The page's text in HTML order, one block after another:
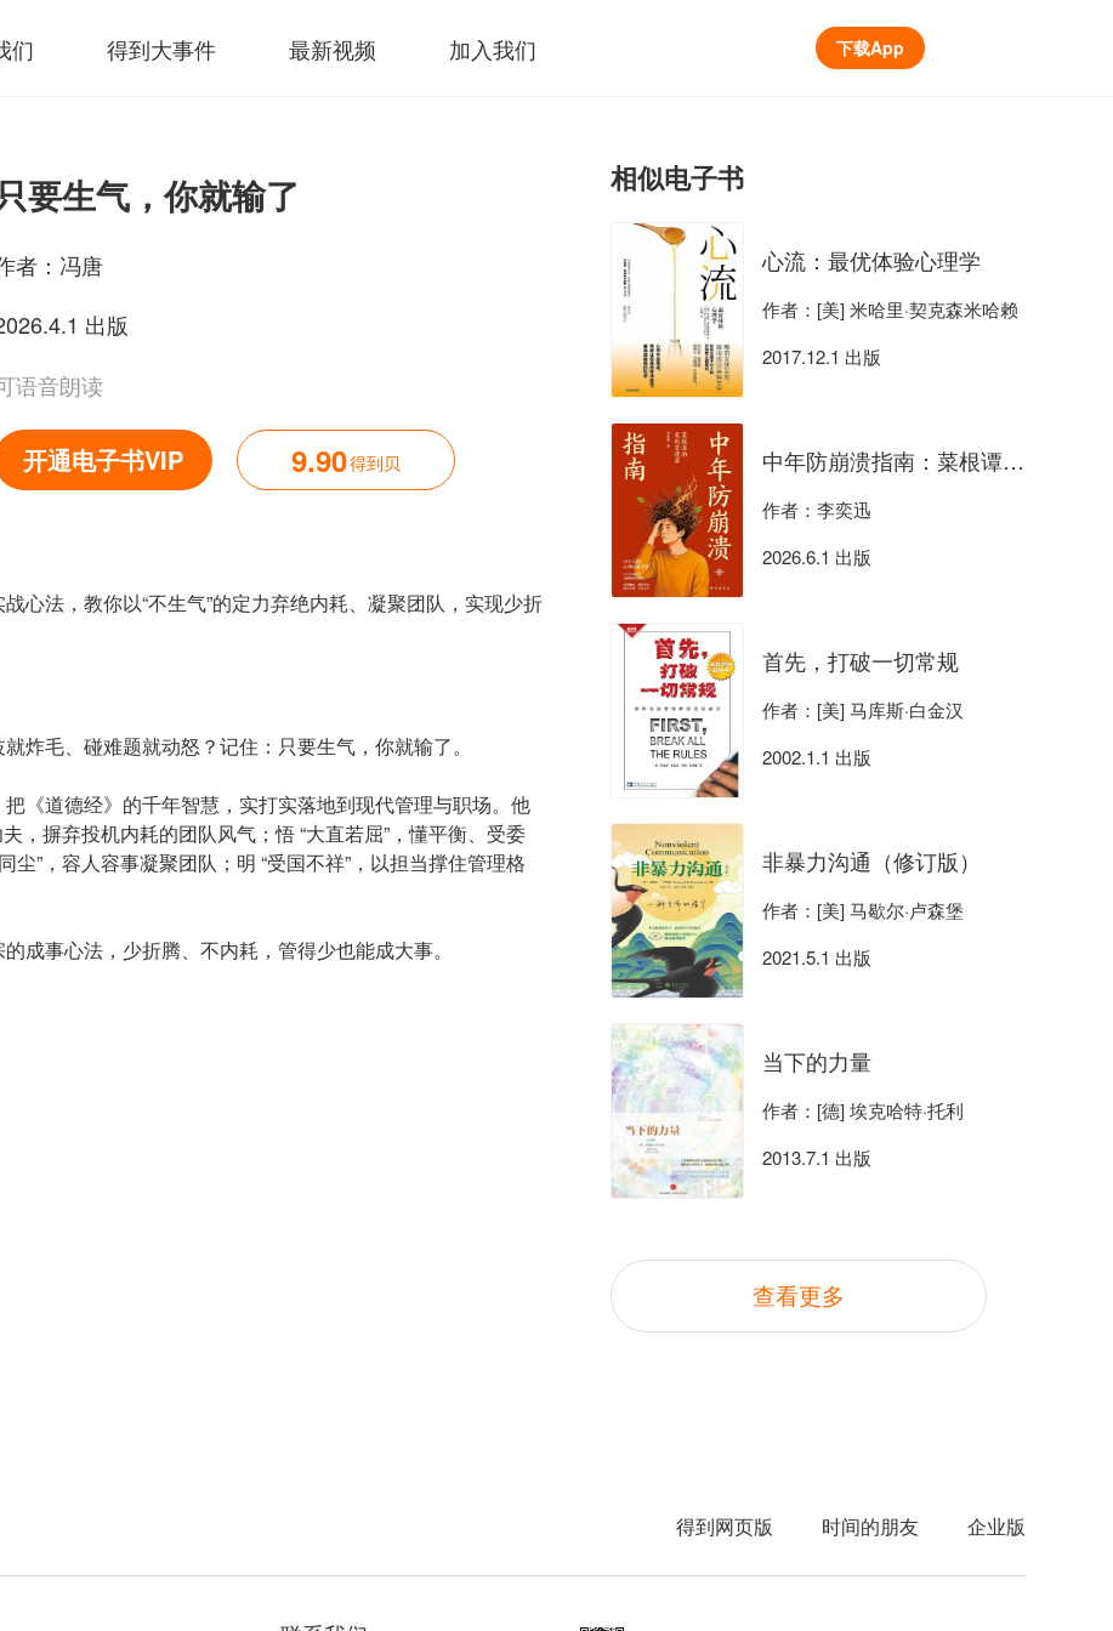
们 得到大事件 最新视频 加入我们 下载App
要生气，你就输了
者： 冯唐
出版
语音朗读
开通电子书VIP 9.90得到贝
心法，教你以“不生气”的定力弃绝内耗、凝聚团队，实现少折
炸毛、碰难题就动怒？记住：只要生气，你就输了。
《道德经》的千年智慧，实打实落地到现代管理与职场。他
，摒弃投机内耗的团队风气；悟 “大直若屈”，懂平衡、受委
尘”，容人容事凝聚团队；明 “受国不祥”，以担当撑住管理格
成事心法，少折腾、不内耗，管得少也能成大事。
相似电子书
心流：最优体验心理学
作者：[美] 米哈里·契克森米哈赖
2017.12.1 出版
中年防崩溃指南：菜根谭的危机管理学
作者：李奕迅
2026.6.1 出版
首先，打破一切常规
作者：[美] 马库斯·白金汉
2002.1.1 出版
非暴力沟通（修订版）
作者：[美] 马歇尔·卢森堡
2021.5.1 出版
当下的力量
作者：[德] 埃克哈特·托利
2013.7.1 出版
查看更多
得到网页版 时间的朋友 企业版